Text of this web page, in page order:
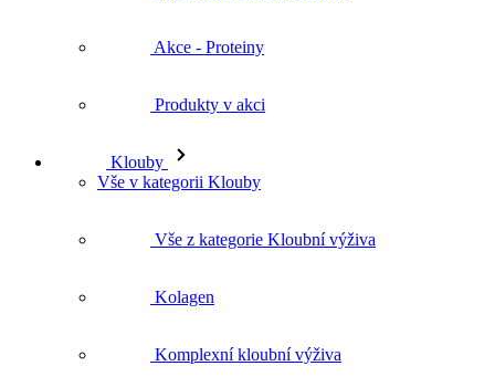
Akce - Proteiny
Produkty v akci
Klouby
Vše v kategorii Klouby
Vše z kategorie Kloubní výživa
Kolagen
Komplexní kloubní výživa